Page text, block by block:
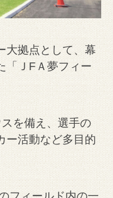
大拠点として、幕
「ＪFＡ夢フィー
を備え、選手の
ー活動など多目的